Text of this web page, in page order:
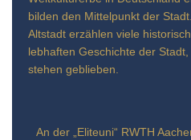
bilden den Mittelpunkt der
Altstadt erzählen viele
lebhaften Geschichte der
stehen geblieben.
An der „Eliteuni“ RWTH